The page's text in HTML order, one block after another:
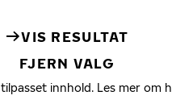
VIS RESULTAT
FJERN VALG
innhold. Les mer